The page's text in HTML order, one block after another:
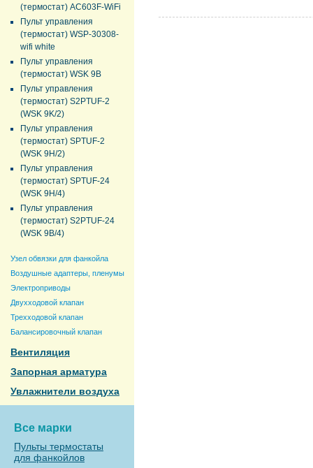
(термостат) AC603F-WiFi
Пульт управления
(термостат) WSP-30308-
wifi white
Пульт управления
(термостат) WSK 9B
Пульт управления
(термостат) S2PTUF-2
(WSK 9K/2)
Пульт управления
(термостат) SPTUF-2
(WSK 9H/2)
Пульт управления
(термостат) SPTUF-24
(WSK 9H/4)
Пульт управления
(термостат) S2PTUF-24
(WSK 9B/4)
Узел обвязки для фанкойла
Воздушные адаптеры, пленумы
Электроприводы
Двухходовой клапан
Трехходовой клапан
Балансировочный клапан
Вентиляция
Запорная арматура
Увлажнители воздуха
Все марки
Пульты термостаты
для фанкойлов